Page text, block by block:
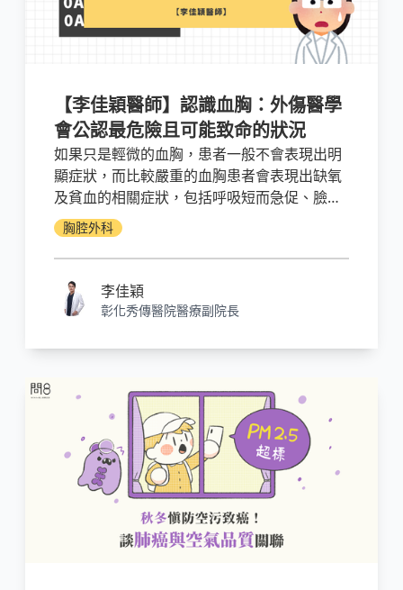
【李佳穎醫師】認識血胸：外傷醫學
會公認最危險且可能致命的狀況
如果只是輕微的血胸，患者一般不會表現出明
顯症狀，而比較嚴重的血胸患者會表現出缺氧
及貧血的相關症狀，包括呼吸短而急促、臉色
發青、心跳加快、冷汗直流等，如果患者失血
過多，甚至會導致血壓下降、脈搏無力和休克
的狀況。
胸腔外科
李佳穎
彰化秀傳醫院醫療副院長